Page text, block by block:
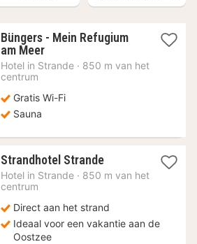
Büngers - Mein Refugium
am Meer1
nacht
€
Hotel in Strande · 850 m van het
centrum
Gratis Wi-Fi
Sauna
Strandhotel Strande1
nacht
€
Hotel in Strande · 850 m van het
centrum
Direct aan het strand
Ideaal voor een vakantie aan de
Oostzee